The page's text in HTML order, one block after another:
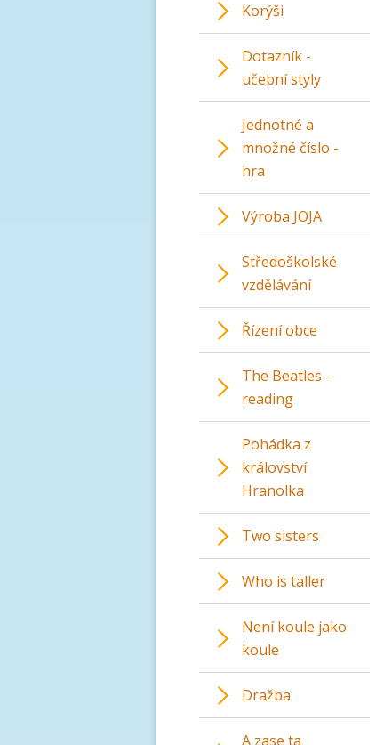
Korýši
Dotazník -
učební styly
Jednotné a
množné číslo -
hra
Výroba JOJA
Středoškolské
vzdělávání
Řízení obce
The Beatles -
reading
Pohádka z
království
Hranolka
Two sisters
Who is taller
Není koule jako
koule
Dražba
A zase ta